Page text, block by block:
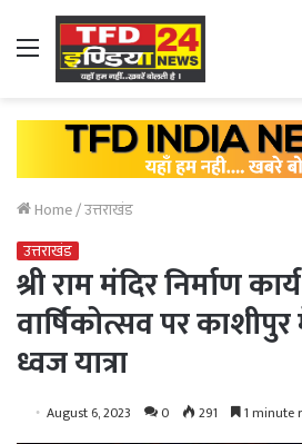
Menu
Home/उत्तराखंड
उत्तराखंड
श्री राम मंदिर निर्माण
वार्षिकोत्सव पर
ध्वज यात्रा
August 6, 2023 0 291 1 minute